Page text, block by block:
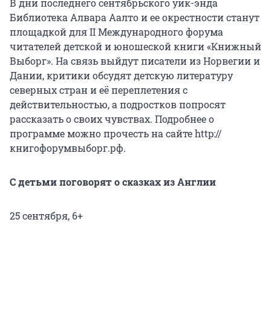
В дни последнего сентябрьского уик-энда
Библиотека Алвара Аалто и ее окрестности станут
площадкой для II Международного форума
читателей детской и юношеской книги «Книжный
Выборг». На связь выйдут писатели из Норвегии и
Дании, критики обсудят детскую литературу
северных стран и её переплетения с
действительностью, а подростков попросят
рассказать о своих чувствах. Подробнее о
программе можно прочесть на сайте http://
книгофорумвыборг.рф.
С детьми поговорят о сказках из Англии
25 сентября, 6+